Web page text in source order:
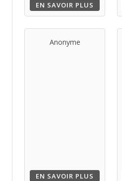
EN SAVOIR PLUS
Anonyme
EN SAVOIR PLUS